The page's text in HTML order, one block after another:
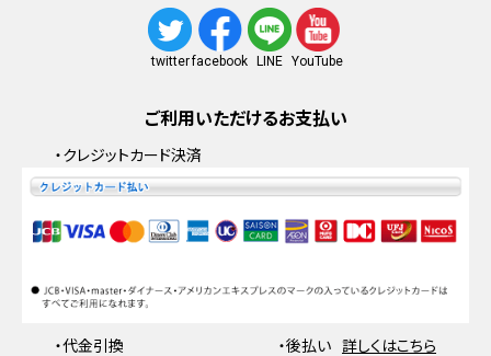
twitterfacebook LINE YouTube
ご利用いただけるお支払い
・クレジットカード決済
・代金引換 ・後払い 詳しくはこちら